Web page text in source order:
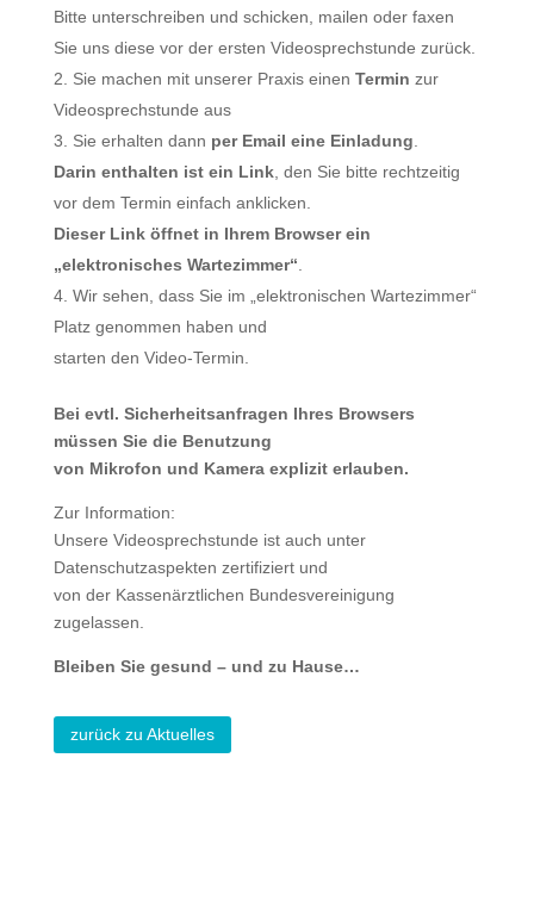
Bitte unterschreiben und schicken, mailen oder faxen
Sie uns diese vor der ersten Videosprechstunde zurück.
Sie machen mit unserer Praxis einen Termin zur
Videosprechstunde aus
Sie erhalten dann per Email eine Einladung
Darin enthalten ist ein Link, den Sie bitte rechtzeitig
vor dem Termin einfach anklicken.
Dieser Link öffnet in Ihrem Browser ein
„elektronisches Wartezimmer“
Wir sehen, dass Sie im „elektronischen Wartezimmer“
Platz genommen haben und
starten den Video-Termin.
Bei evtl. Sicherheitsanfragen Ihres Browsers
müssen Sie die Benutzung
von Mikrofon und Kamera explizit erlauben.
Zur Information:
Unsere Videosprechstunde ist auch unter
Datenschutzaspekten zertifiziert und
von der Kassenärztlichen Bundesvereinigung
zugelassen.
Bleiben Sie gesund – und zu Hause…
zurück zu Aktuelles